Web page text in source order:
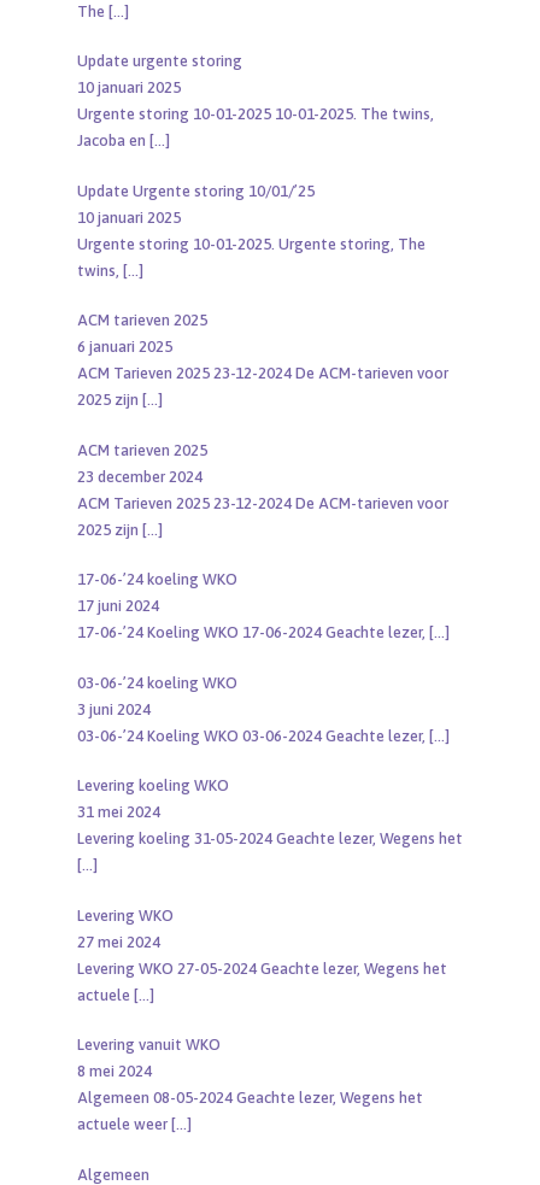
The […]
Update urgente storing
10 januari 2025
Urgente storing 10-01-2025 10-01-2025. The twins,
Jacoba en […]
Update Urgente storing 10/01/’25
10 januari 2025
Urgente storing 10-01-2025. Urgente storing, The
twins, […]
ACM tarieven 2025
6 januari 2025
ACM Tarieven 2025 23-12-2024 De ACM-tarieven voor
2025 zijn […]
ACM tarieven 2025
23 december 2024
ACM Tarieven 2025 23-12-2024 De ACM-tarieven voor
2025 zijn […]
17-06-’24 koeling WKO
17 juni 2024
17-06-’24 Koeling WKO 17-06-2024 Geachte lezer, […]
03-06-’24 koeling WKO
3 juni 2024
03-06-’24 Koeling WKO 03-06-2024 Geachte lezer, […]
Levering koeling WKO
31 mei 2024
Levering koeling 31-05-2024 Geachte lezer, Wegens het
[…]
Levering WKO
27 mei 2024
Levering WKO 27-05-2024 Geachte lezer, Wegens het
actuele […]
Levering vanuit WKO
8 mei 2024
Algemeen 08-05-2024 Geachte lezer, Wegens het
actuele weer […]
Algemeen